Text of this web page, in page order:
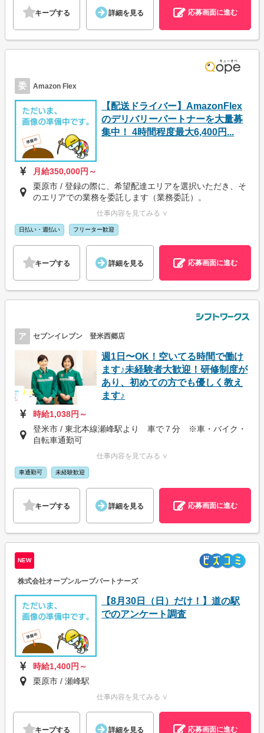
キープする 詳細を見る 応募画面に進む
委 Amazon Flex
【配送ドライバー】AmazonFlex
のデリバリーパートナーを大量募
集中！ 4時間程度最大6,400円...
月給350,000円～
栗原市 / 登録の際に、希望配達エリアを選択いただき、そ
のエリアでの業務を委託します（業務委託）。
仕事内容を見てみる ∨
日払い・週払い フリーター歓迎
キープする 詳細を見る 応募画面に進む
ア セブンイレブン 登米西郷店
週1日〜OK！空いてる時間で働け
ます♪未経験者大歓迎！研修制度が
あり、初めての方でも優しく教え
ます♪
時給1,038円～
登米市 / 東北本線瀬峰駅より 車で７分 ※車・バイク・
自転車通勤可
仕事内容を見てみる ∨
車通勤可 未経験歓迎
キープする 詳細を見る 応募画面に進む
NEW
株式会社オープンループパートナーズ
【8月30日（日）だけ！】道の駅
でのアンケート調査
時給1,400円～
栗原市 / 瀬峰駅
仕事内容を見てみる ∨
キープする 詳細を見る 応募画面に進む